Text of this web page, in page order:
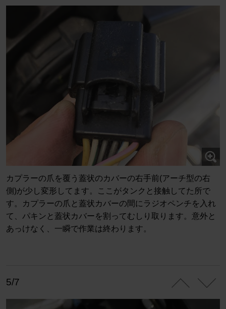
カプラーの爪を覆う蓋状のカバーの右手前(アーチ型の右
側)が少し変形してます。ここがタンクと接触してた所で
す。カプラーの爪と蓋状カバーの間にラジオペンチを入れ
て、パキンと蓋状カバーを割ってむしり取ります。意外と
あっけなく、一瞬で作業は終わります。
5/7